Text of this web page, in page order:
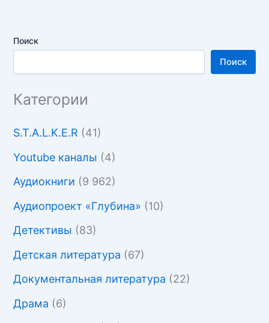
Поиск
Поиск
Категории
S.T.A.L.K.E.R (41)
Youtube каналы (4)
Аудиокниги (9 962)
Аудиопроект «Глубина» (10)
Детективы (83)
Детская литература (67)
Документальная литература (22)
Драма (6)